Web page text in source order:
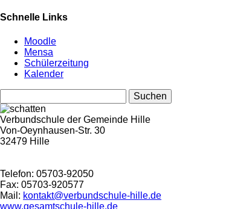
Schnelle Links
Moodle
Mensa
Schülerzeitung
Kalender
nach:
Verbundschule der Gemeinde Hille
Von-Oeynhausen-Str. 30
32479 Hille
Telefon: 05703-92050
Fax: 05703-920577
Mail: kontakt@verbundschule-hille.de
www.gesamtschule-hille.de